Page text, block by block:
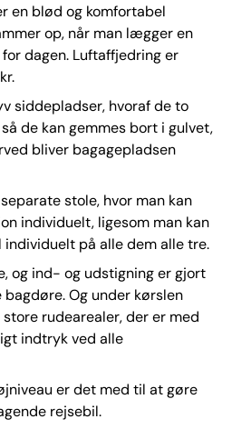
en blød og komfortabel
op, når man lægger en
dagen. Luftaffjedring er
siddepladser, hvoraf de to
de kan gemmes bort i gulvet,
bliver bagagepladsen
stole, hvor man kan
individuelt, ligesom man kan
på alle dem alle tre.
og ind- og udstigning er gjort
Og under kørslen
rudearealer, der er med
indtryk ved alle
er det med til at gøre
rejsebil.